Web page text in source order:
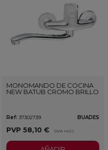
MONOMANDO DE COCINA
NEW BATUB CROMO BRILLO
Ref: 37302739 BUADES
PVP 58,10 € (IVA incl.)